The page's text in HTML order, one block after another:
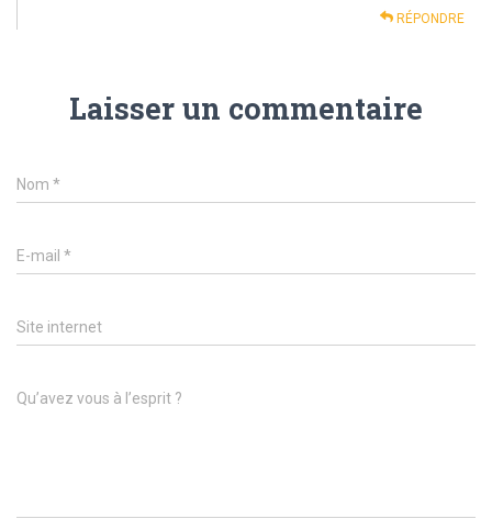
RÉPONDRE
Laisser un commentaire
Nom *
E-mail *
Site internet
Qu’avez vous à l’esprit ?